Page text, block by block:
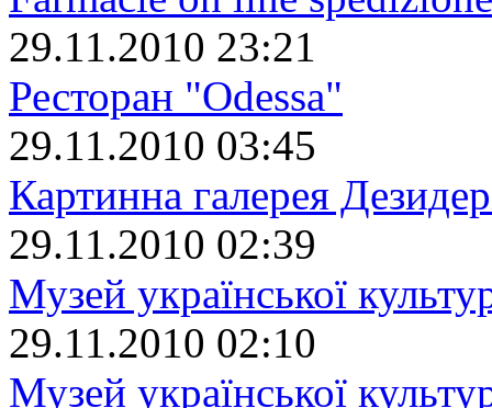
29.11.2010 23:21
Ресторан "Odessa"
29.11.2010 03:45
Картинна галерея
29.11.2010 02:39
Музей української
29.11.2010 02:10
Музей української